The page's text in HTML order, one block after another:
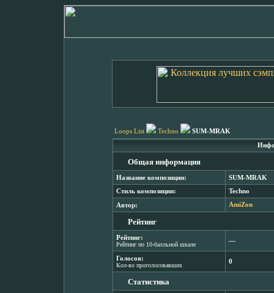
Loops List Techno SUM-MRAK
Общая информация
Название композиции: SUM-MRAK
Стиль композиции: Techno
Автор: AmiZon
Рейтинг
Рейтинг:
Рейтинг по 10-балльной шкале
―
Голосов:
Кол-во проголосовавших
0
Статистика